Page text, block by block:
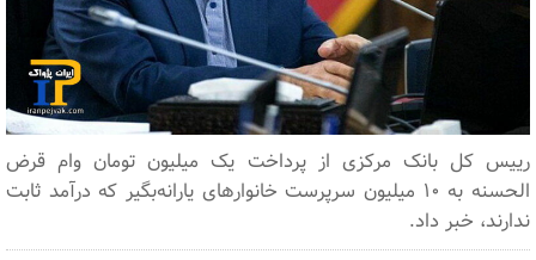
رییس کل بانک مرکزی از پرداخت یک میلیون تومان وام قرض
الحسنه به ۱۰ میلیون سرپرست خانوارهای یارانه‌بگیر که درآمد ثابت
ندارند، خبر داد.